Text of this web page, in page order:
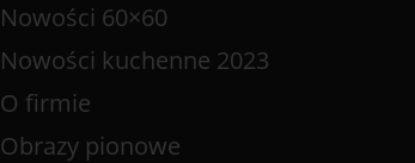
Nowości 60×60
Nowości kuchenne 2023
O firmie
Obrazy pionowe